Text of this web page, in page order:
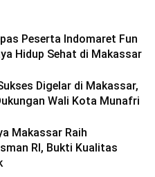
Peserta Indomaret Fun
Hidup Sehat di Makassar
Digelar di Makassar,
Wali Kota Munafri
Makassar Raih
RI, Bukti Kualitas